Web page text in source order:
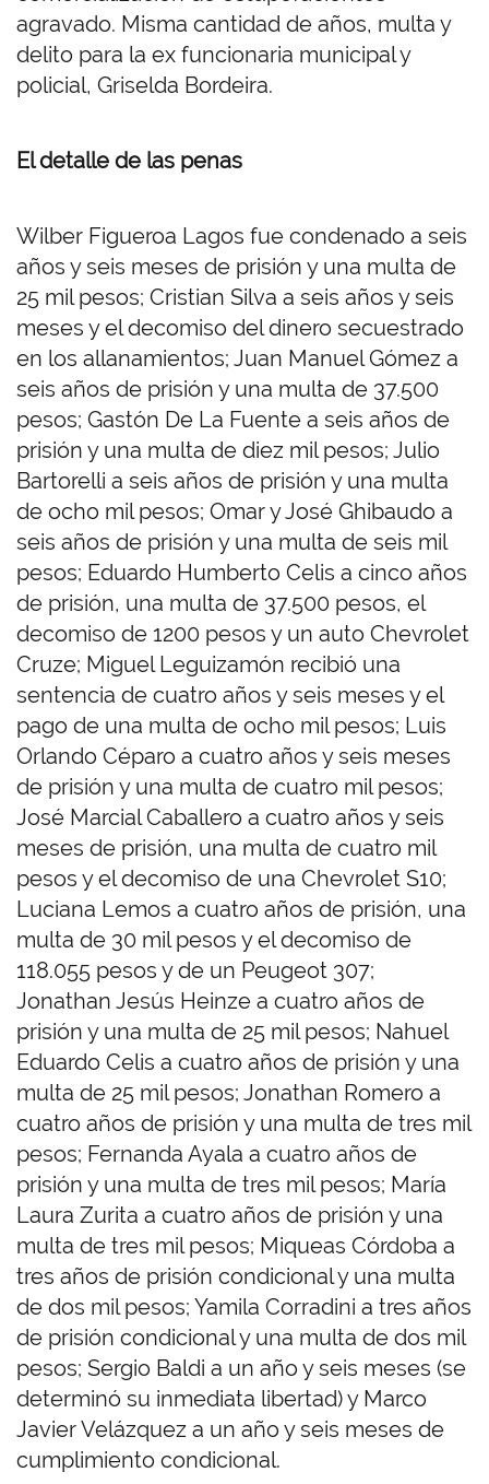
agravado. Misma cantidad de años, multa y
delito para la ex funcionaria municipal y
policial, Griselda Bordeira.
El detalle de las penas
Wilber Figueroa Lagos fue condenado a seis
años y seis meses de prisión y una multa de
25 mil pesos; Cristian Silva a seis años y seis
meses y el decomiso del dinero secuestrado
en los allanamientos; Juan Manuel Gómez a
seis años de prisión y una multa de 37.500
pesos; Gastón De La Fuente a seis años de
prisión y una multa de diez mil pesos; Julio
Bartorelli a seis años de prisión y una multa
de ocho mil pesos; Omar y José Ghibaudo a
seis años de prisión y una multa de seis mil
pesos; Eduardo Humberto Celis a cinco años
de prisión, una multa de 37.500 pesos, el
decomiso de 1200 pesos y un auto Chevrolet
Cruze; Miguel Leguizamón recibió una
sentencia de cuatro años y seis meses y el
pago de una multa de ocho mil pesos; Luis
Orlando Céparo a cuatro años y seis meses
de prisión y una multa de cuatro mil pesos;
José Marcial Caballero a cuatro años y seis
meses de prisión, una multa de cuatro mil
pesos y el decomiso de una Chevrolet S10;
Luciana Lemos a cuatro años de prisión, una
multa de 30 mil pesos y el decomiso de
118.055 pesos y de un Peugeot 307;
Jonathan Jesús Heinze a cuatro años de
prisión y una multa de 25 mil pesos; Nahuel
Eduardo Celis a cuatro años de prisión y una
multa de 25 mil pesos; Jonathan Romero a
cuatro años de prisión y una multa de tres mil
pesos; Fernanda Ayala a cuatro años de
prisión y una multa de tres mil pesos; María
Laura Zurita a cuatro años de prisión y una
multa de tres mil pesos; Miqueas Córdoba a
tres años de prisión condicional y una multa
de dos mil pesos; Yamila Corradini a tres años
de prisión condicional y una multa de dos mil
pesos; Sergio Baldi a un año y seis meses (se
determinó su inmediata libertad) y Marco
Javier Velázquez a un año y seis meses de
cumplimiento condicional.